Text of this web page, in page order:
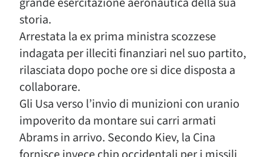
storia.
Arrestata la ex prima ministra scozzese
indagata per illeciti finanziari nel suo partito,
rilasciata dopo poche ore si dice disposta a
collaborare.
Gli Usa verso l’invio di munizioni con uranio
impoverito da montare sui carri armati
Abrams in arrivo. Secondo Kiev, la Cina